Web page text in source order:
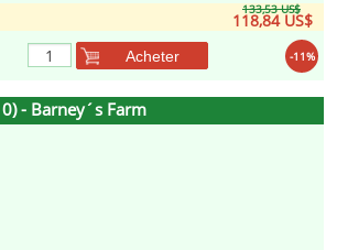
133,53 US$
118,84 US$
-11%
Acheter
- Barney´s Farm